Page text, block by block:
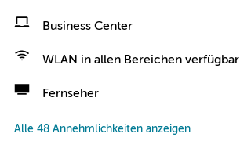
Business Center
WLAN in allen Bereichen verfügbar
Fernseher
Alle 48 Annehmlichkeiten anzeigen